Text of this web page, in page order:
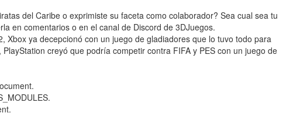
del Caribe o exprimiste su faceta como colaborador? Sea cual sea tu
en comentarios o en el canal de Discord de 3DJuegos.
Xbox ya decepcionó con un juego de gladiadores que lo tuvo todo para
creyó que podría competir contra FIFA y PES con un juego de